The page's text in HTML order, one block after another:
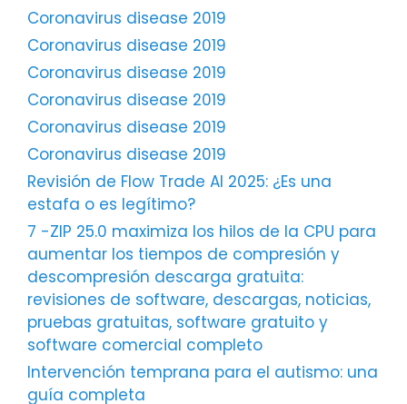
Coronavirus disease 2019
Coronavirus disease 2019
Coronavirus disease 2019
Coronavirus disease 2019
Coronavirus disease 2019
Coronavirus disease 2019
Revisión de Flow Trade AI 2025: ¿Es una
estafa o es legítimo?
7 -ZIP 25.0 maximiza los hilos de la CPU para
aumentar los tiempos de compresión y
descompresión descarga gratuita:
revisiones de software, descargas, noticias,
pruebas gratuitas, software gratuito y
software comercial completo
Intervención temprana para el autismo: una
guía completa